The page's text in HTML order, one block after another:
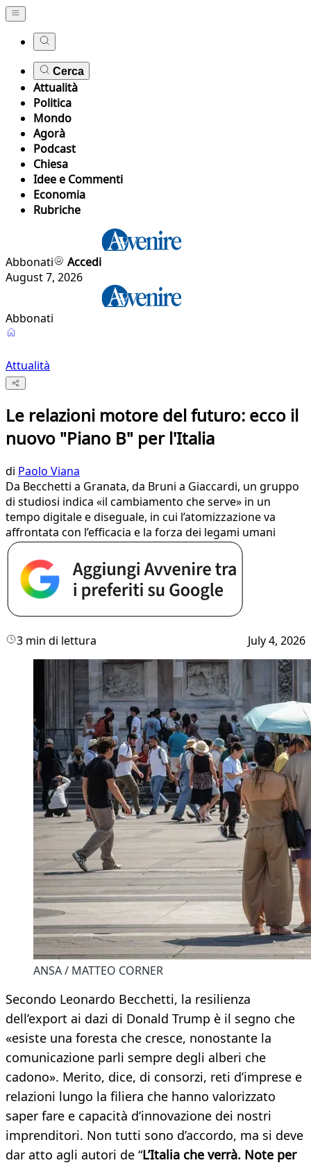
Cerca
Attualità
Politica
Mondo
Agorà
Podcast
Chiesa
Idee e Commenti
Economia
Rubriche
Abbonati
Accedi
August 7, 2026
Abbonati
Attualità
Le relazioni motore del futuro: ecco il
nuovo "Piano B" per l'Italia
di Paolo Viana
Da Becchetti a Granata, da Bruni a Giaccardi, un gruppo
di studiosi indica «il cambiamento che serve» in un
tempo digitale e diseguale, in cui l’atomizzazione va
affrontata con l’efficacia e la forza dei legami umani
3 min di lettura July 4, 2026
ANSA / MATTEO CORNER
Secondo Leonardo Becchetti, la resilienza
dell’export ai dazi di Donald Trump è il segno che
«esiste una foresta che cresce, nonostante la
comunicazione parli sempre degli alberi che
cadono». Merito, dice, di consorzi, reti d’imprese e
relazioni lungo la filiera che hanno valorizzato
saper fare e capacità d’innovazione dei nostri
imprenditori. Non tutti sono d’accordo, ma si deve
dar atto agli autori de “L’Italia che verrà. Note per